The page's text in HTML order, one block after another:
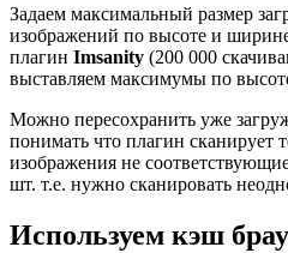
Задаем максимальный размер
изображений по высоте и
плагин Imsanity (200 000
выставляем максимумы по
Можно пересохранить уже
понимать что плагин сканирует
изображения не
шт. т.е. нужно сканировать
Используем кэш